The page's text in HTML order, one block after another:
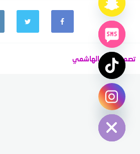
تصميم عبود الهاشمي
Hide
chaty